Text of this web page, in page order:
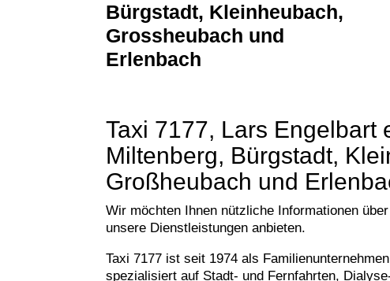
Bürgstadt, Kleinheubach,
Grossheubach und
Erlenbach
Taxi 7177, Lars Engelbart
Miltenberg, Bürgstadt,
Großheubach und
Wir möchten Ihnen nützliche Informationen
unsere Dienstleistungen anbieten.
Taxi 7177 ist seit 1974 als
spezialisiert auf Stadt- und Fernfahrten,